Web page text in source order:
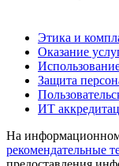
Этика и
Оказание
Защита
ИТ
На информационном
рекомендательные